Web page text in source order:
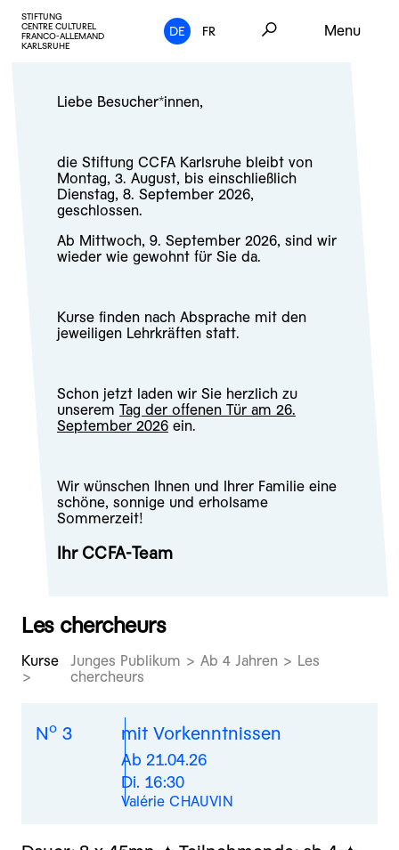
STIFTUNG
CENTRE CULTUREL
FRANCO-ALLEMAND
KARLSRUHE
DE FR Menu
Liebe Besucher*innen,
die Stiftung CCFA Karlsruhe bleibt von
Montag, 3. August, bis einschließlich
Dienstag, 8. September 2026,
geschlossen.
Ab Mittwoch, 9. September 2026, sind wir
wieder wie gewohnt für Sie da.
Kurse finden nach Absprache mit den
jeweiligen Lehrkräften statt.
Schon jetzt laden wir Sie herzlich zu
unserem Tag der offenen Tür am 26.
September 2026ein.
Wir wünschen Ihnen und Ihrer Familie eine
schöne, sonnige und erholsame
Sommerzeit!
Ihr CCFA-Team
Les chercheurs
Kurse
Junges Publikum > Ab 4 Jahren > Les
chercheurs
No 3 mit Vorkenntnissen
Ab 21.04.26
Di. 16:30
Valérie CHAUVIN